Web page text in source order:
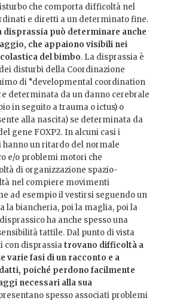
che comporta difficoltà nel
e diretti a un determinato fine.
disprassia può determinare anche
che appaiono visibili nei
del bimbo. La disprassia è
disturbi della Coordinazione
di “developmental coordination
determinata da un danno cerebrale
in seguito a trauma o ictus) o
alla nascita) se determinata da
gene FOXP2. In alcuni casi i
un ritardo del normale
e/o problemi motori che
di organizzazione spazio-
nel compiere movimenti
ad esempio il vestirsi seguendo un
la biancheria, poi la maglia, poi la
ha anche spesso una
tattile. Dal punto di vista
con disprassiatrovano difficoltà a
varie fasi di un racconto e a
poiché perdono facilmente
necessari alla sua
spesso associati problemi